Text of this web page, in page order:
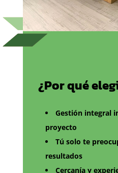
¿Por qué
Gestión integral
proyecto
Tú solo te
resultados
Cercanía y